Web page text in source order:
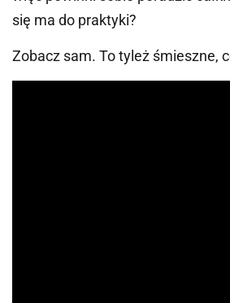
się ma do praktyki?
Zobacz sam. To tyleż śmieszne,